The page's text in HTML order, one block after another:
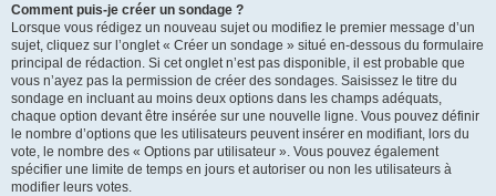
Comment puis-je créer un sondage ?
Lorsque vous rédigez un nouveau sujet ou modifiez le premier message d’un
sujet, cliquez sur l’onglet « Créer un sondage » situé en-dessous du formulaire
principal de rédaction. Si cet onglet n’est pas disponible, il est probable que
vous n’ayez pas la permission de créer des sondages. Saisissez le titre du
sondage en incluant au moins deux options dans les champs adéquats,
chaque option devant être insérée sur une nouvelle ligne. Vous pouvez définir
le nombre d’options que les utilisateurs peuvent insérer en modifiant, lors du
vote, le nombre des « Options par utilisateur ». Vous pouvez également
spécifier une limite de temps en jours et autoriser ou non les utilisateurs à
modifier leurs votes.